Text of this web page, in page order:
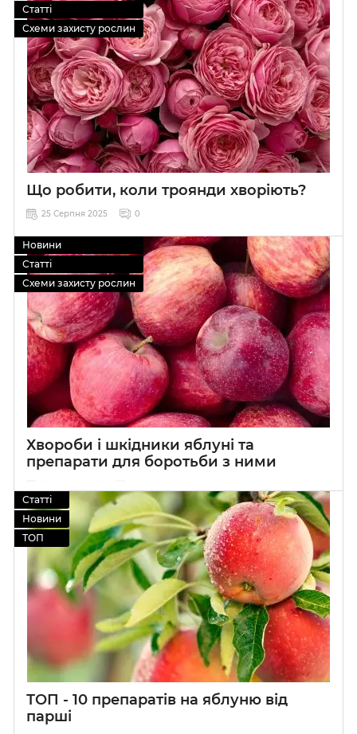
Статті
Схеми захисту рослин
Що робити, коли троянди хворіють?
25 Серпня 2025 0
Новини
Статті
Схеми захисту рослин
Хвороби і шкідники яблуні та
препарати для боротьби з ними
Статті
Новини
ТОП
ТОП - 10 препаратів на яблуню від
парші